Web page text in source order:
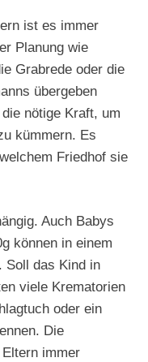
ist es immer
Planung wie
Grabrede oder die
übergeben
nötige Kraft, um
kümmern. Es
Friedhof sie
Auch Babys
können in einem
Soll das Kind in
viele Krematorien
oder ein
Die
immer